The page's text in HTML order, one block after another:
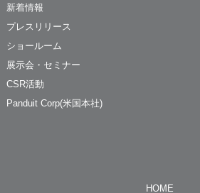
新着情報
プレスリリース
ショールーム
展示会・セミナー
CSR活動
Panduit Corp(米国本社)
HOME